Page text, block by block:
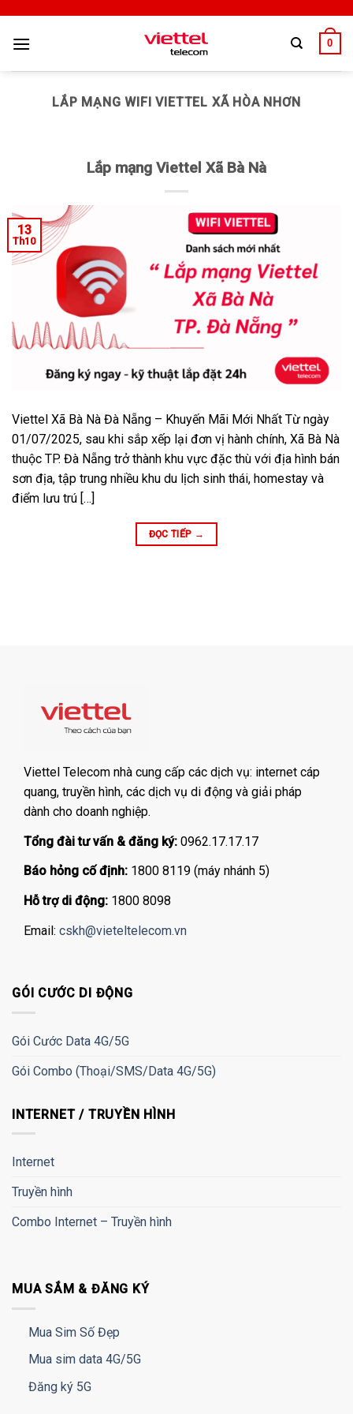
0
LẮP MẠNG WIFI VIETTEL XÃ HÒA NHƠN
Lắp mạng Viettel Xã Bà Nà
13
Th10
Viettel Xã Bà Nà Đà Nẵng – Khuyến Mãi Mới Nhất Từ ngày
01/07/2025, sau khi sắp xếp lại đơn vị hành chính, Xã Bà Nà
thuộc TP. Đà Nẵng trở thành khu vực đặc thù với địa hình bán
sơn địa, tập trung nhiều khu du lịch sinh thái, homestay và
điểm lưu trú […]
ĐỌC TIẾP →
Viettel Telecom nhà cung cấp các dịch vụ: internet cáp
quang, truyền hình, các dịch vụ di động và giải pháp
dành cho doanh nghiệp.
Tổng đài tư vấn & đăng ký: 0962.17.17.17
Báo hỏng cố định: 1800 8119 (máy nhánh 5)
Hỗ trợ di động: 1800 8098
Email: cskh@vieteltelecom.vn
GÓI CƯỚC DI ĐỘNG
Gói Cước Data 4G/5G
Gói Combo (Thoại/SMS/Data 4G/5G)
INTERNET / TRUYỀN HÌNH
Internet
Truyền hình
Combo Internet – Truyền hình
MUA SẮM & ĐĂNG KÝ
Mua Sim Số Đẹp
Mua sim data 4G/5G
Đăng ký 5G